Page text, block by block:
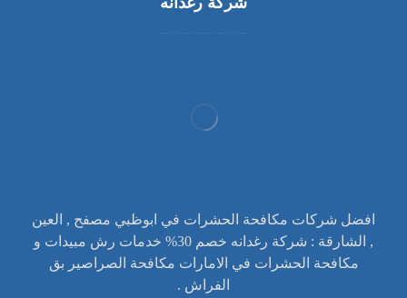
افضل شركات مكافحة الحشرات في ابوظبي مصفح , العين
, الشارقة : شركة رغدانه خصم 30% خدمات رش مبيدات و
مكافحة الحشرات في الامارات مكافحة الصراصير بق
الفراش .